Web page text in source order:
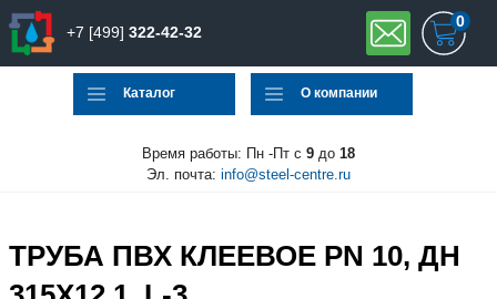
+7 [499] 322-42-32
0
Каталог О компании
Время работы: Пн -Пт с 9 до 18
Эл. почта: info@steel-centre.ru
ТРУБА ПВХ КЛЕЕВОЕ PN 10, ДН